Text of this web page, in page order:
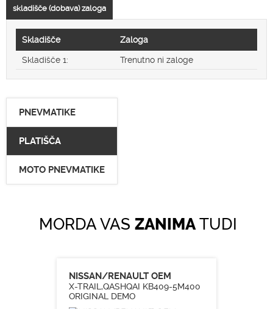
skladišče (dobava) zaloga
Skladišče Zaloga
Skladišče 1: Trenutno ni zaloge
PNEVMATIKE
PLATIŠČA
MOTO PNEVMATIKE
MORDA VAS ZANIMATUDI
NISSAN/RENAULT OEM
X-TRAIL,QASHQAI KB409-5M400
ORIGINAL DEMO